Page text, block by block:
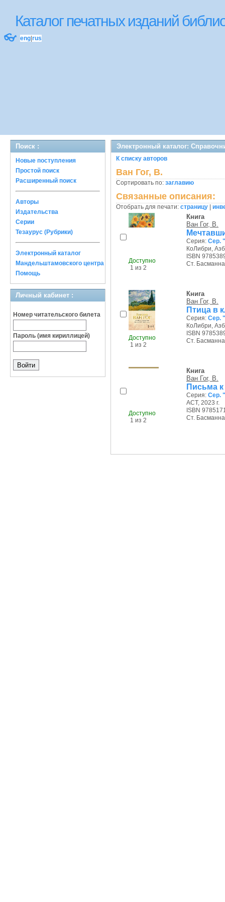
Каталог печатных изданий
👓 eng rus
Поиск :
Новые поступления
Простой поиск
Расширенный поиск
Авторы
Издательства
Серии
Тезаурус (Рубрики)
Электронный каталог
Мандельштамовского центра
Помощь
Личный кабинет :
Номер читательского билета
Пароль (имя кириллицей)
Электронный каталог:
К списку авторов
Ван Гог, В.
Сортировать по: заглавию
Связанные описания:
Отобрать для печати: страницу
Доступно
1 из 2
Книга
Ван Гог, В.
Серия: Сер.
КоЛибри,
ISBN
Ст.
Доступно
1 из 2
Книга
Ван Гог, В.
Птица в
Серия: Сер.
КоЛибри,
ISBN
Ст.
Доступно
1 из 2
Книга
Ван Гог, В.
Письма к
Серия: Сер.
АСТ, 2023 г.
ISBN
Ст.